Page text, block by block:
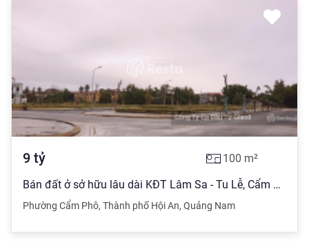
9 tỷ 100 m²
Bán đất ở sở hữu lâu dài KĐT Lâm Sa - Tu Lễ, Cẩm Phô, Hội An. 9 tỷ
Phường Cẩm Phô, Thành phố Hội An, Quảng Nam